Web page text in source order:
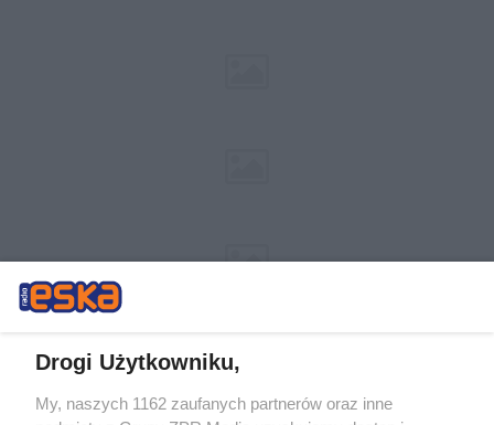
Drogi Użytkowniku,
My, naszych 1162 zaufanych partnerów oraz inne